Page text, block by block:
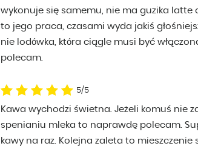
wykonuje się samemu, nie ma guzika latte
to jego praca, czasami wyda jakiś
nie lodówka, która ciągle musi być
polecam.
5/5
Kawa wychodzi świetna. Jeżeli komuś nie
spenianiu mleka to naprawdę polecam.
kawy na raz. Kolejna zaleta to